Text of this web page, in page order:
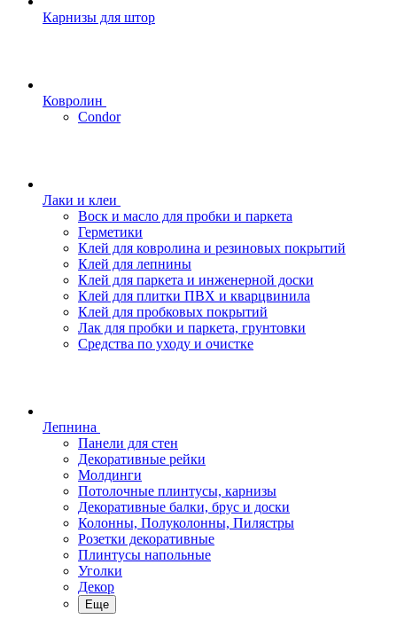
Карнизы для штор
Ковролин
Condor
Лаки и клеи
Воск и масло для пробки и паркета
Герметики
Клей для ковролина и резиновых покрытий
Клей для лепнины
Клей для паркета и инженерной доски
Клей для плитки ПВХ и кварцвинила
Клей для пробковых покрытий
Лак для пробки и паркета, грунтовки
Средства по уходу и очистке
Лепнина
Панели для стен
Декоративные рейки
Молдинги
Потолочные плинтусы, карнизы
Декоративные балки, брус и доски
Колонны, Полуколонны, Пилястры
Розетки декоративные
Плинтусы напольные
Уголки
Декор
Еще